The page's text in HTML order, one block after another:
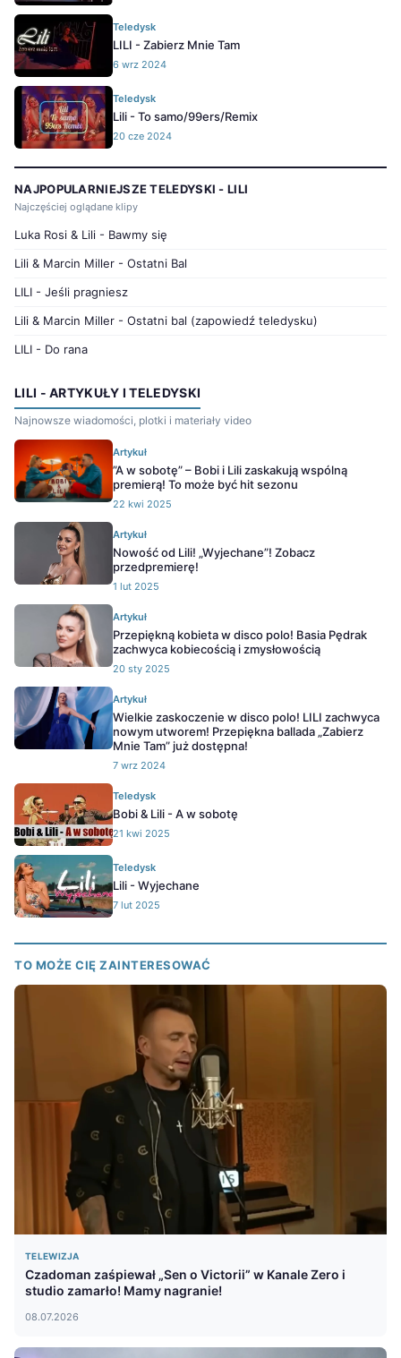
Teledysk
LILI - Zabierz Mnie Tam
6 wrz 2024
Teledysk
Lili - To samo/99ers/Remix
20 cze 2024
NAJPOPULARNIEJSZE TELEDYSKI - LILI
Najczęściej oglądane klipy
Luka Rosi & Lili - Bawmy się
Lili & Marcin Miller - Ostatni Bal
LILI - Jeśli pragniesz
Lili & Marcin Miller - Ostatni bal (zapowiedź teledysku)
LILI - Do rana
LILI - ARTYKUŁY I TELEDYSKI
Najnowsze wiadomości, plotki i materiały video
Artykuł
”A w sobotę” – Bobi i Lili zaskakują wspólną
premierą! To może być hit sezonu
22 kwi 2025
Artykuł
Nowość od Lili! „Wyjechane”! Zobacz
przedpremierę!
1 lut 2025
Artykuł
Przepiękną kobieta w disco polo! Basia Pędrak
zachwyca kobiecością i zmysłowością
20 sty 2025
Artykuł
Wielkie zaskoczenie w disco polo! LILI zachwyca
nowym utworem! Przepiękna ballada „Zabierz
Mnie Tam” już dostępna!
7 wrz 2024
Teledysk
Bobi & Lili - A w sobotę
21 kwi 2025
Teledysk
Lili - Wyjechane
7 lut 2025
TO MOŻE CIĘ ZAINTERESOWAĆ
TELEWIZJA
Czadoman zaśpiewał „Sen o Victorii” w Kanale Zero i
studio zamarło! Mamy nagranie!
08.07.2026